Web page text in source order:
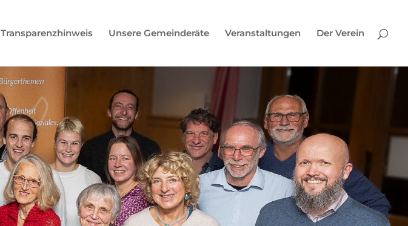
Transparenzhinweis Unsere Gemeinderäte Veranstaltungen Der Verein